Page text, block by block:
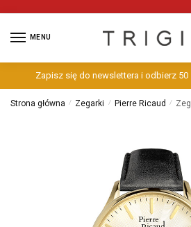
MENU
Zapisz się do newslettera i odbierz 50
Strona główna / Zegarki / Pierre Ricaud /